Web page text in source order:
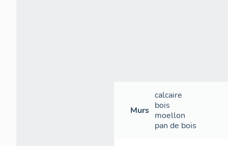
Murs
calcaire
bois
moellon
pan de bois